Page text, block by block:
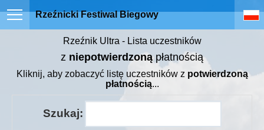
Rzeźnicki Festiwal Biegowy
Rzeźnik Ultra - Lista uczestników
z niepotwierdzonąpłatnością
Kliknij, aby zobaczyć listę uczestników z potwierdzoną
płatnością...
Szukaj: